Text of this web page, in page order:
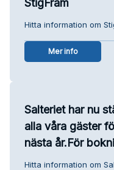
Hitta information om
Mer info
Salteriet har nu
alla våra gäster
nästa år.För
Hitta information om